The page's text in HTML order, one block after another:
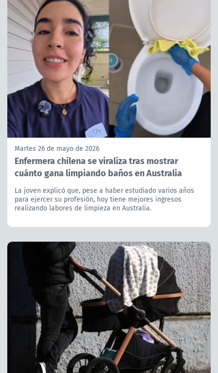
Martes 26 de mayo de 2026
Enfermera chilena se viraliza tras mostrar
cuánto gana limpiando baños en Australia
La joven explicó que, pese a haber estudiado varios años
para ejercer su profesión, hoy tiene mejores ingresos
realizando labores de limpieza en Australia.